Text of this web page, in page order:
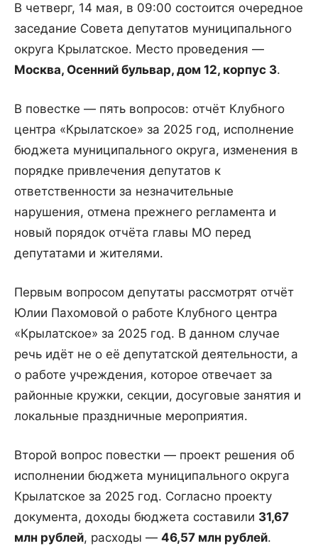
В четверг, 14 мая, в 09:00 состоится очередное
заседание Совета депутатов муниципального
округа Крылатское. Место проведения —
Москва, Осенний бульвар, дом 12, корпус 3.
В повестке — пять вопросов: отчёт Клубного
центра «Крылатское» за 2025 год, исполнение
бюджета муниципального округа, изменения в
порядке привлечения депутатов к
ответственности за незначительные
нарушения, отмена прежнего регламента и
новый порядок отчёта главы МО перед
депутатами и жителями.
Первым вопросом депутаты рассмотрят отчёт
Юлии Пахомовой о работе Клубного центра
«Крылатское» за 2025 год. В данном случае
речь идёт не о её депутатской деятельности, а
о работе учреждения, которое отвечает за
районные кружки, секции, досуговые занятия и
локальные праздничные мероприятия.
Второй вопрос повестки — проект решения об
исполнении бюджета муниципального округа
Крылатское за 2025 год. Согласно проекту
документа, доходы бюджета составили 31,67
млн рублей, расходы — 46,57 млн рублей.